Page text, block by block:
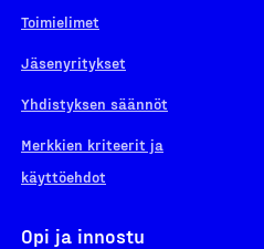
Toimielimet
Jäsenyritykset
Yhdistyksen säännöt
Merkkien kriteerit ja
käyttöehdot
Opi ja innostu